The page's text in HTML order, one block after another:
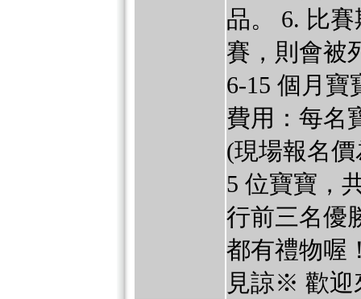
品。 6. 比
賽，則會被
6-15 個月寶
費用：每名
(現場報名
5 位寶寶，
行前三名優
都有禮物喔
見諒※ 歡迎